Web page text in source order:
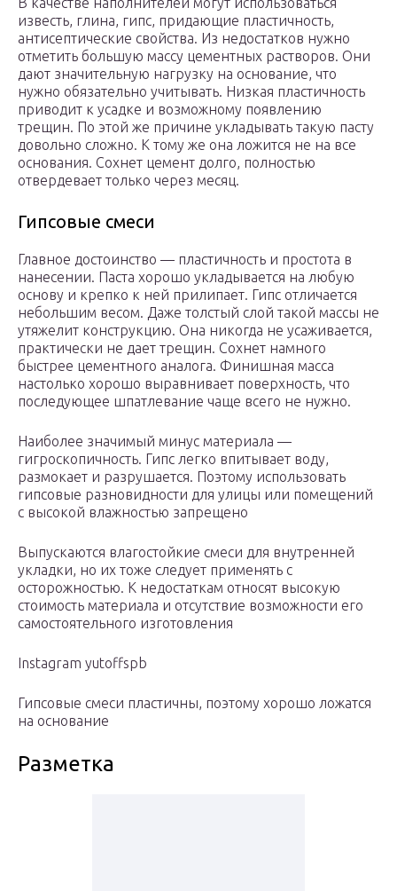
известь, глина, гипс, придающие пластичность,
антисептические свойства. Из недостатков нужно
отметить большую массу цементных растворов. Они
дают значительную нагрузку на основание, что
нужно обязательно учитывать. Низкая пластичность
приводит к усадке и возможному появлению
трещин. По этой же причине укладывать такую пасту
довольно сложно. К тому же она ложится не на все
основания. Сохнет цемент долго, полностью
отвердевает только через месяц.
Гипсовые смеси
Главное достоинство — пластичность и простота в
нанесении. Паста хорошо укладывается на любую
основу и крепко к ней прилипает. Гипс отличается
небольшим весом. Даже толстый слой такой массы не
утяжелит конструкцию. Она никогда не усаживается,
практически не дает трещин. Сохнет намного
быстрее цементного аналога. Финишная масса
настолько хорошо выравнивает поверхность, что
последующее шпатлевание чаще всего не нужно.
Наиболее значимый минус материала —
гигроскопичность. Гипс легко впитывает воду,
размокает и разрушается. Поэтому использовать
гипсовые разновидности для улицы или помещений
с высокой влажностью запрещено
Выпускаются влагостойкие смеси для внутренней
укладки, но их тоже следует применять с
осторожностью. К недостаткам относят высокую
стоимость материала и отсутствие возможности его
самостоятельного изготовления
Instagram yutoffspb
Гипсовые смеси пластичны, поэтому хорошо ложатся
на основание
Разметка